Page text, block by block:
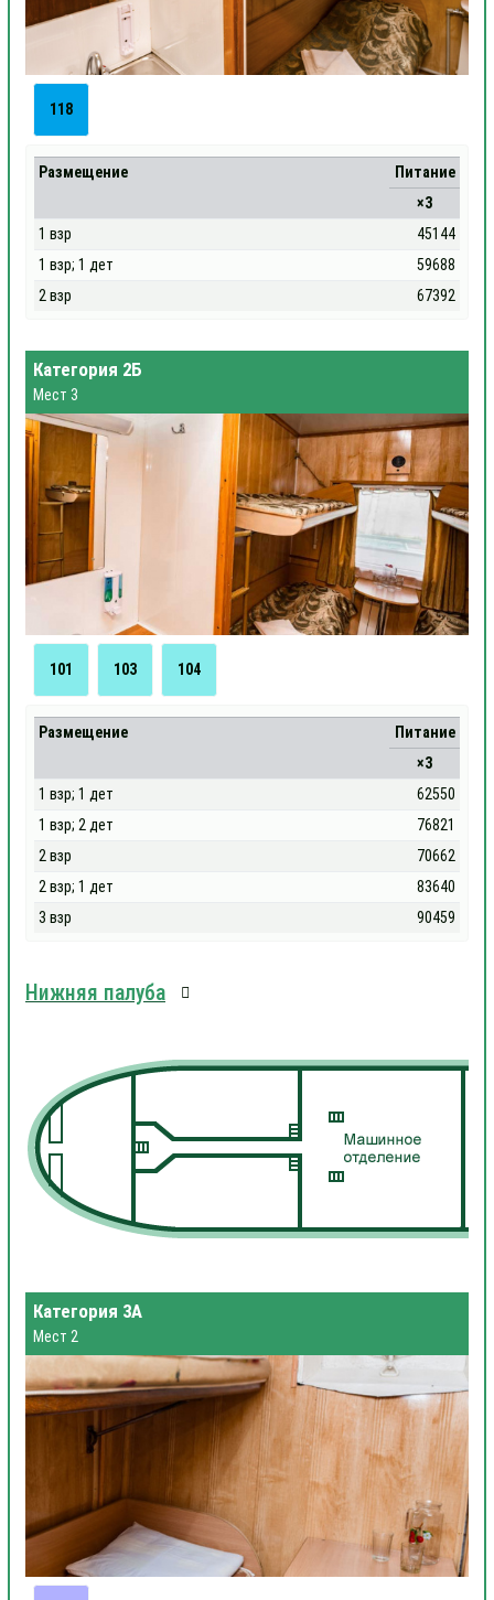
118
Размещение
Питание
×3
1 взр
45144
1 взр; 1 дет
59688
2 взр
67392
Категория 2Б
Мест 3
101 103 104
Размещение
Питание
×3
1 взр; 1 дет
62550
1 взр; 2 дет
76821
2 взр
70662
2 взр; 1 дет
83640
3 взр
90459
Нижняя палуба
Категория 3А
Мест 2